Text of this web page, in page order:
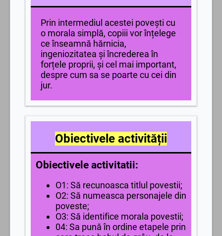
Prin intermediul acestei povești cu
o morala simplă, copiii vor înțelege
ce înseamnă hărnicia,
ingeniozitatea și încrederea în
forțele proprii, și cel mai important,
despre cum sa se poarte cu cei din
jur.
Obiectivele activității
Obiectivele activitatii:
O1: Să recunoasca titlul povestii;
O2: Să numeasca personajele din
poveste;
O3: Să identifice morala povestii;
04: Sa pună în ordine etapele prin